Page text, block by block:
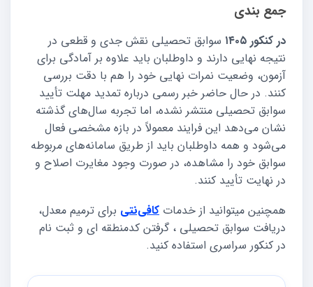
جمع بندی
در کنکور ۱۴۰۵
سوابق تحصیلی نقش جدی و قطعی در
نتیجه نهایی دارند و داوطلبان باید علاوه بر آمادگی برای
آزمون، وضعیت نمرات نهایی خود را هم با دقت بررسی
کنند. در حال حاضر خبر رسمی درباره تمدید مهلت تأیید
سوابق تحصیلی منتشر نشده، اما تجربه سال‌های گذشته
نشان می‌دهد این فرایند معمولاً در بازه مشخصی فعال
می‌شود و همه داوطلبان باید از طریق سامانه‌های مربوطه
سوابق خود را مشاهده، در صورت وجود مغایرت اصلاح و
در نهایت تأیید کنند.
همچنین میتوانید از خدمات کافی‌نتی برای ترمیم معدل،
دریافت سوابق تحصیلی ، گرفتن کدمنطقه ای و ثبت نام
در کنکور سراسری استفاده کنید.